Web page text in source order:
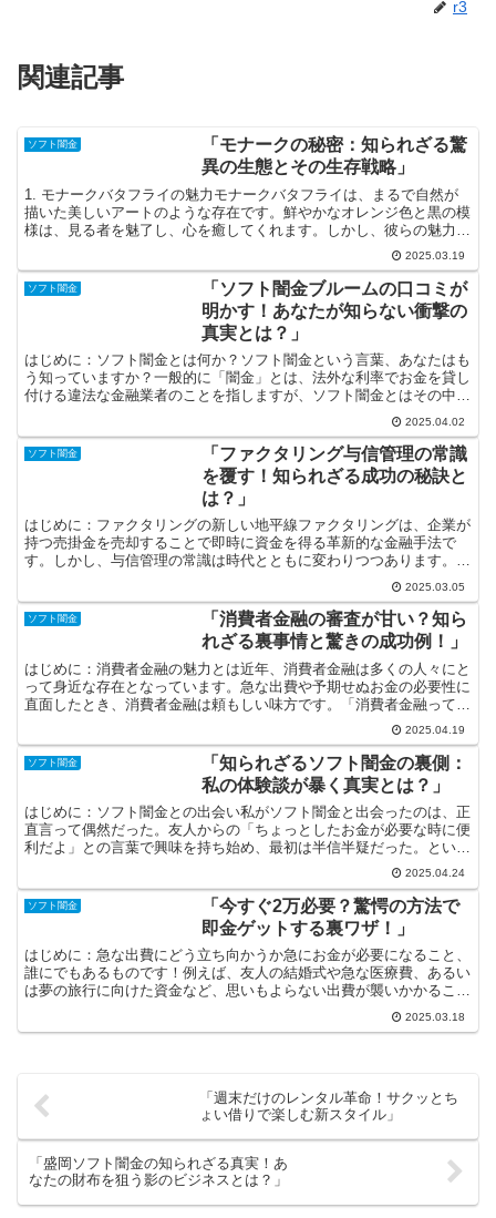
r3
関連記事
ソフト闇金
「モナークの秘密：知られざる驚
異の生態とその生存戦略」
1. モナークバタフライの魅力モナークバタフライは、まるで自然が
描いた美しいアートのような存在です。鮮やかなオレンジ色と黒の模
様は、見る者を魅了し、心を癒してくれます。しかし、彼らの魅力は
そのビジュアルだけではありません。驚くべき生態や生存...2025.03.19
ソフト闇金
「ソフト闇金ブルームの口コミが
明かす！あなたが知らない衝撃の
真実とは？」
はじめに：ソフト闇金とは何か？ソフト闇金という言葉、あなたはも
う知っていますか？一般的に「闇金」とは、法外な利率でお金を貸し
付ける違法な金融業者のことを指しますが、ソフト闇金とはその中で
も比較的柔らかい、つまり融資条件が緩やかな業者のことで...2025.04.02
ソフト闇金
「ファクタリング与信管理の常識
を覆す！知られざる成功の秘訣と
は？」
はじめに：ファクタリングの新しい地平線ファクタリングは、企業が
持つ売掛金を売却することで即時に資金を得る革新的な金融手法で
す。しかし、与信管理の常識は時代とともに変わりつつあります。従
来の枠組みに囚われることなく、新しい視点からその成功の秘...2025.03.05
ソフト闇金
「消費者金融の審査が甘い？知ら
れざる裏事情と驚きの成功例！」
はじめに：消費者金融の魅力とは近年、消費者金融は多くの人々にと
って身近な存在となっています。急な出費や予期せぬお金の必要性に
直面したとき、消費者金融は頼もしい味方です。「消費者金融って審
査が甘いんじゃないの？」という疑問を抱く方も多いかもし...2025.04.19
ソフト闇金
「知られざるソフト闇金の裏側：
私の体験談が暴く真実とは？」
はじめに：ソフト闇金との出会い私がソフト闇金と出会ったのは、正
直言って偶然だった。友人からの「ちょっとしたお金が必要な時に便
利だよ」との言葉で興味を持ち始め、最初は半信半疑だった。という
のも、闇金という言葉は常にネガティブなイメージを持って...2025.04.24
ソフト闇金
「今すぐ2万必要？驚愕の方法で
即金ゲットする裏ワザ！」
はじめに：急な出費にどう立ち向かうか急にお金が必要になること、
誰にでもあるものです！例えば、友人の結婚式や急な医療費、あるい
は夢の旅行に向けた資金など、思いもよらない出費が襲いかかること
も。そんなとき「今すぐ2万必要！」という状況が訪れたら...2025.03.18
「週末だけのレンタル革命！サクッとち
ょい借りで楽しむ新スタイル」
「盛岡ソフト闇金の知られざる真実！あ
なたの財布を狙う影のビジネスとは？」